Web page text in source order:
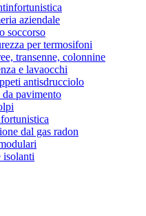
aziendale
soccorso
per termosifoni
transenne, colonnine
e lavaocchi
antisdrucciolo
da pavimento
dal gas radon
isolanti